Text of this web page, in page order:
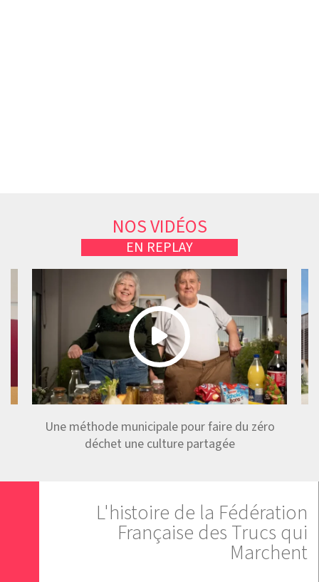
L'histoire de la Fédération
Française des Trucs qui
Marchent
NOS VIDÉOS
EN REPLAY​
Une méthode municipale pour faire du zéro
déchet une culture partagée